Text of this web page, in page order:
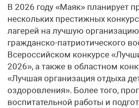
В 2026 году «Маяк» планирует
нескольких престижных
лагерей на лучшую
гражданско-патриотического
Всероссийском конкурсе
2026», а также в областном
«Лучшая организация отдыха
оздоровления». Более того,
воспитательной работы и